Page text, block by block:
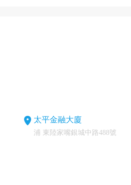
太平金融大廈
浦 東陸家嘴銀城中路488號